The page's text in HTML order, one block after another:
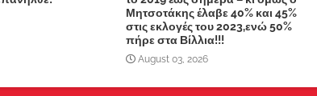
Μητσοτάκης έλαβε 40% και 45%
στις εκλογές του 2023,ενώ 50%
πήρε στα Βίλλια!!!
August 03, 2026